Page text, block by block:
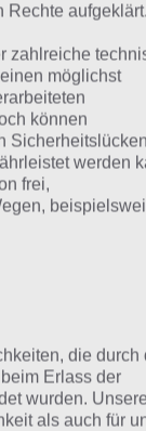
durchzuhalten
wie möglich
treffen – sei so
muss man
Spielen der
Rechte aufgeklärt.
zahlreiche
möglichst
können
Sicherheitslücken
werden
frei,
die durch
Erlass der
wurden. Unsere
als auch für